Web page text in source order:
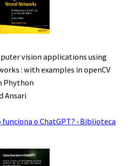
vision applications using
: with examples in openCV
Phython
Ansari
funciona o ChatGPT? › Biblioteca